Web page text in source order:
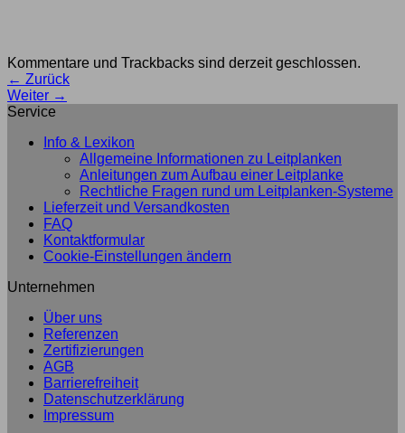
Kommentare und Trackbacks sind derzeit geschlossen.
← Zurück
Weiter →
Service
Info & Lexikon
Allgemeine Informationen zu Leitplanken
Anleitungen zum Aufbau einer Leitplanke
Rechtliche Fragen rund um Leitplanken-Systeme
Lieferzeit und Versandkosten
FAQ
Kontaktformular
Cookie-Einstellungen ändern
Unternehmen
Über uns
Referenzen
Zertifizierungen
AGB
Barrierefreiheit
Datenschutzerklärung
Impressum